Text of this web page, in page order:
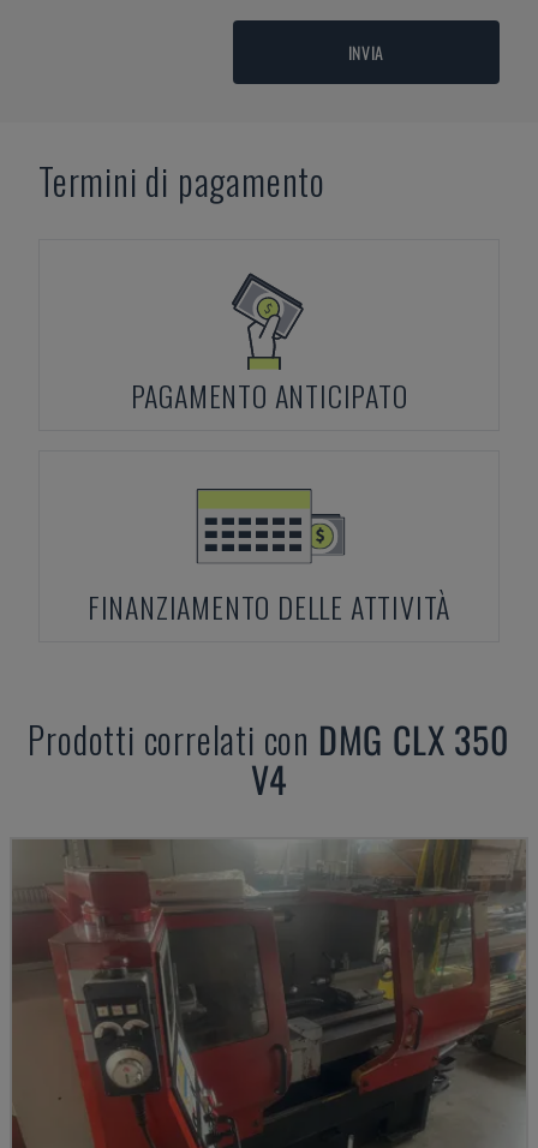
INVIA
Termini di pagamento
PAGAMENTO ANTICIPATO
FINANZIAMENTO DELLE ATTIVITÀ
Prodotti correlati con DMG CLX 350
V4